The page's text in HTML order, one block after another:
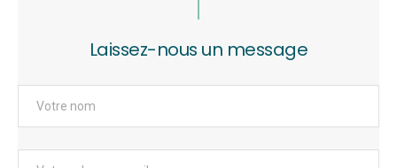
Laissez-nous un message